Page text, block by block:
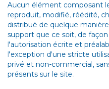
Aucun élément composant
reproduit, modifié, réédité,
distribué de quelque
support que ce soit, de
l'autorisation écrite et
l'exception d'une stricte
privé et non-commercial,
présents sur le site.